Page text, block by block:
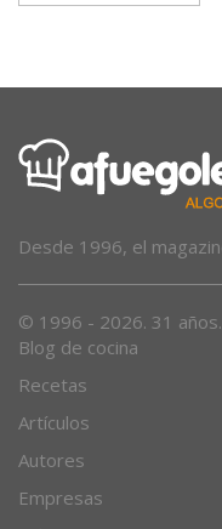
Desde 1996, el
© 1996 - 2026. 31
Blog de cocina
Recetas
Artículos
Autores
Empresas